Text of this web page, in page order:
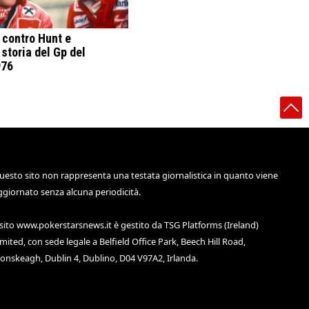
contro Hunt e
del Gp del
sito non rappresenta una testata giornalistica in quanto viene
senza alcuna periodicità.
www.pokerstarsnews.itè gestito da TSG Platforms (Ireland)
con sede legale a Belfield Office Park, Beech Hill Road,
Dublin 4, Dublino, D04 V97A2, Irlanda.